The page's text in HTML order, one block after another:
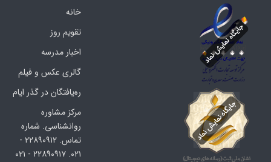
خانه
تقویم روز
اخبار مدرسه
گالری عکس و فیلم
ره‌یافتگان در گذر ایام
مرکز مشاوره
روانشناسی. شماره
تماس. ۲۲۸۹۰۹۱۲ -
۰۲۱. ۲۲۸۹۰۹۱۷ - ۰۲۱